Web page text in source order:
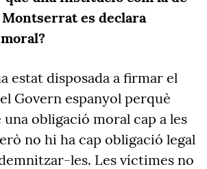
Montserrat es declara
estat disposada a firmar el
Govern espanyol perquè
obligació moral cap a les
no hi ha cap obligació legal
les. Les víctimes no